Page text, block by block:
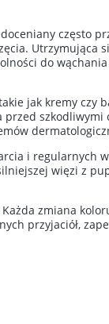
często
Utrzymująca
do
jak kremy czy
i regularnych
więzi z
zmiana
przyjaciół,